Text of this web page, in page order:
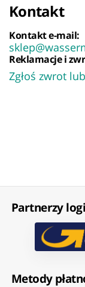
Kontakt
Kontakt e-mail:
Reklamacje i
Zgłoś zwrot
Partnerzy
Metody